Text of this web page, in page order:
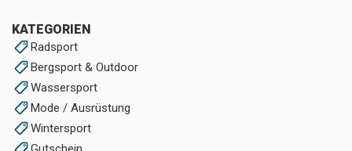
KATEGORIEN
Radsport
Bergsport & Outdoor
Wassersport
Mode / Ausrüstung
Wintersport